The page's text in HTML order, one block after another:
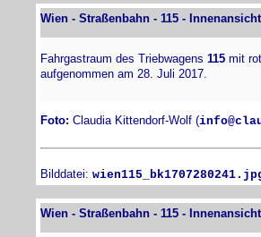
Wien - Straßenbahn - 115 - Innenansicht
Fahrgastraum des Triebwagens 115 mit
aufgenommen am 28. Juli 2017.
Foto: Claudia Kittendorf-Wolf (
Bilddatei:
Wien - Straßenbahn - 115 - Innenansicht